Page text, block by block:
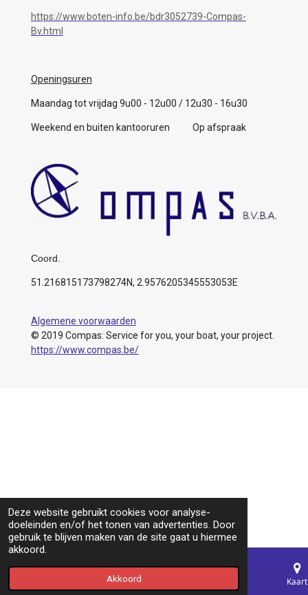
Deze website gebruikt cookies voor analyse-
doeleinden en/of het tonen van advertenties. Door
gebruik te blijven maken van de site gaat u hiermee
akkoord.
Akkoord
https://www.boten-info.be/bdr3052739-Compas-
Bv.html
Openingsuren
Maandag tot vrijdag 9u00 - 12u00 / 12u30 - 16u30
Weekend en buiten kantooruren Op afspraak
Coord.
51.216815173798274N, 2.9576205345553053E
Algemene voorwaarden
© 2019 Compas: Service for you, your boat, your project.
https://www.compas.be/
Kaart